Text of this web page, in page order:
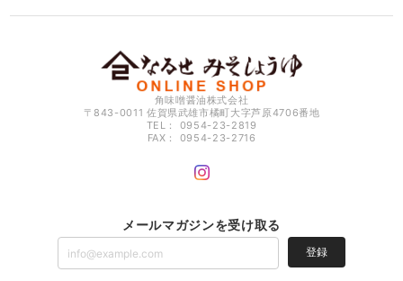
角味噌醤油株式会社
〒843-0011 佐賀県武雄市橘町大字芦原4706番地
TEL： 0954-23-2819
FAX： 0954-23-2716
メールマガジンを受け取る
登録